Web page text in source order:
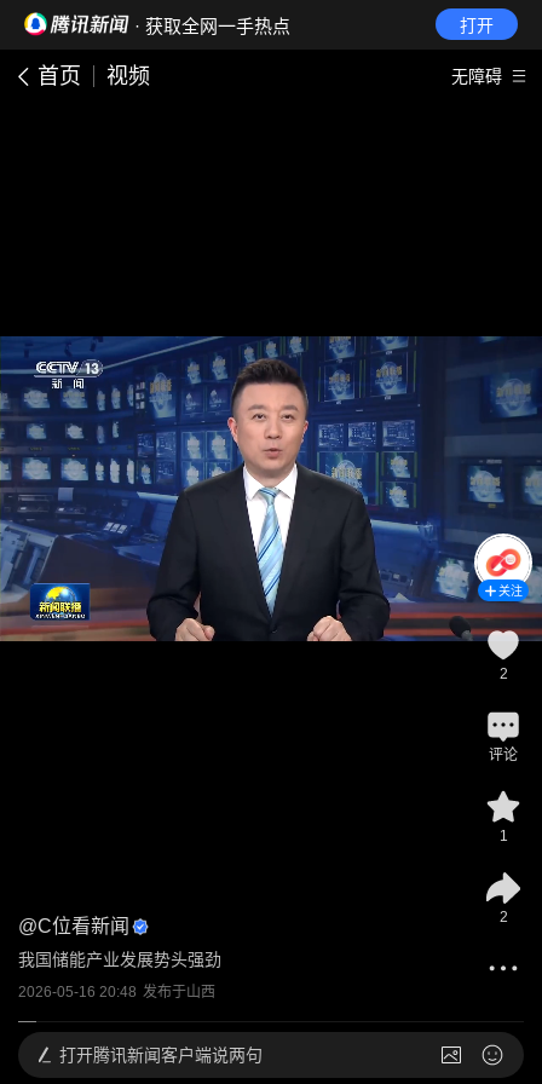
· 获取全网一手热点 打开
首页 视频 无障碍
@C位看新闻
我国储能产业发展势头强劲
2026-05-16 20:48 发布于山西
关注
2
评论
1
2
打开腾讯新闻客户端说两句